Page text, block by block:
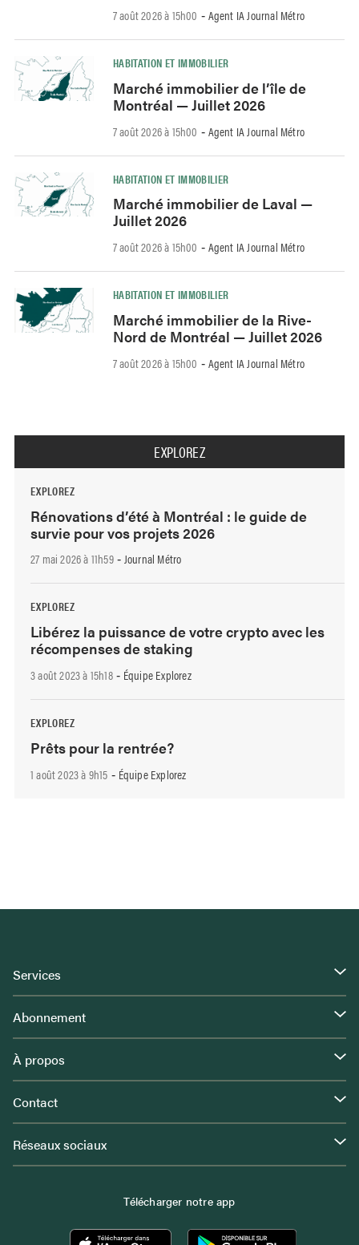
7 août 2026 à 15h00 - Agent IA Journal Métro
HABITATION ET IMMOBILIER
Marché immobilier de l’île de
Montréal — Juillet 2026
7 août 2026 à 15h00 - Agent IA Journal Métro
HABITATION ET IMMOBILIER
Marché immobilier de Laval —
Juillet 2026
7 août 2026 à 15h00 - Agent IA Journal Métro
HABITATION ET IMMOBILIER
Marché immobilier de la Rive-
Nord de Montréal — Juillet 2026
7 août 2026 à 15h00 - Agent IA Journal Métro
EXPLOREZ
EXPLOREZ
Rénovations d’été à Montréal : le guide de
survie pour vos projets 2026
27 mai 2026 à 11h59- Journal Métro
EXPLOREZ
Libérez la puissance de votre crypto avec les
récompenses de staking
3 août 2023 à 15h18- Équipe Explorez
EXPLOREZ
Prêts pour la rentrée?
1 août 2023 à 9h15 - Équipe Explorez
Services
Abonnement
À propos
Contact
Réseaux sociaux
Télécharger notre app